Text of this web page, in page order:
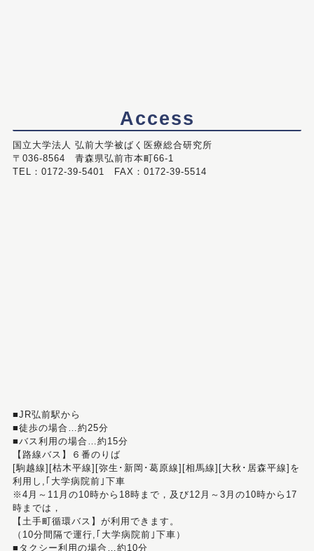
Access
国立大学法人 弘前大学被ばく医療総合研究所
〒036-8564 青森県弘前市本町66-1
TEL：0172-39-5401 FAX：0172-39-5514
■JR弘前駅から
■徒歩の場合…約25分
■バス利用の場合…約15分
【路線バス】６番のりば
[駒越線][枯木平線][弥生･新岡･葛原線][相馬線][大秋･居森平線]を
利用し,｢大学病院前｣下車
※4月～11月の10時から18時まで，及び12月～3月の10時から17
時までは，
【土手町循環バス】が利用できます。
（10分間隔で運行,｢大学病院前｣下車）
■タクシー利用の場合…約10分